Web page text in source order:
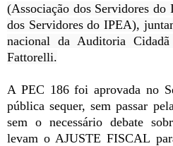
(Associação dos Servidores
dos Servidores do IPEA),
nacional da Auditoria
Fattorelli.
A PEC 186 foi aprovada no
pública sequer, sem passar
sem o necessário debate
levam o AJUSTE FISCAL